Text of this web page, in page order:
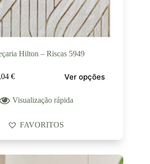
Hilton – Riscas 5949
€ Ver opções
Visualização rápida
FAVORITOS